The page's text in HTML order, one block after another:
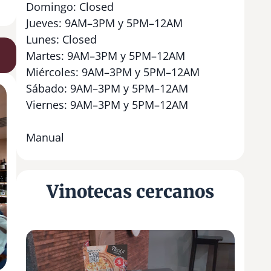
Domingo: Closed
Jueves: 9AM–3PM y 5PM–12AM
Lunes: Closed
Martes: 9AM–3PM y 5PM–12AM
Miércoles: 9AM–3PM y 5PM–12AM
Sábado: 9AM–3PM y 5PM–12AM
Viernes: 9AM–3PM y 5PM–12AM
Manual
Vinotecas cercanos
B
o
d